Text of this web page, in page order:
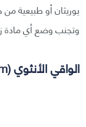
يوريثان أو طبيعية
وتجنب وضع أي مادة
الواقي الأنثوي (female condom)